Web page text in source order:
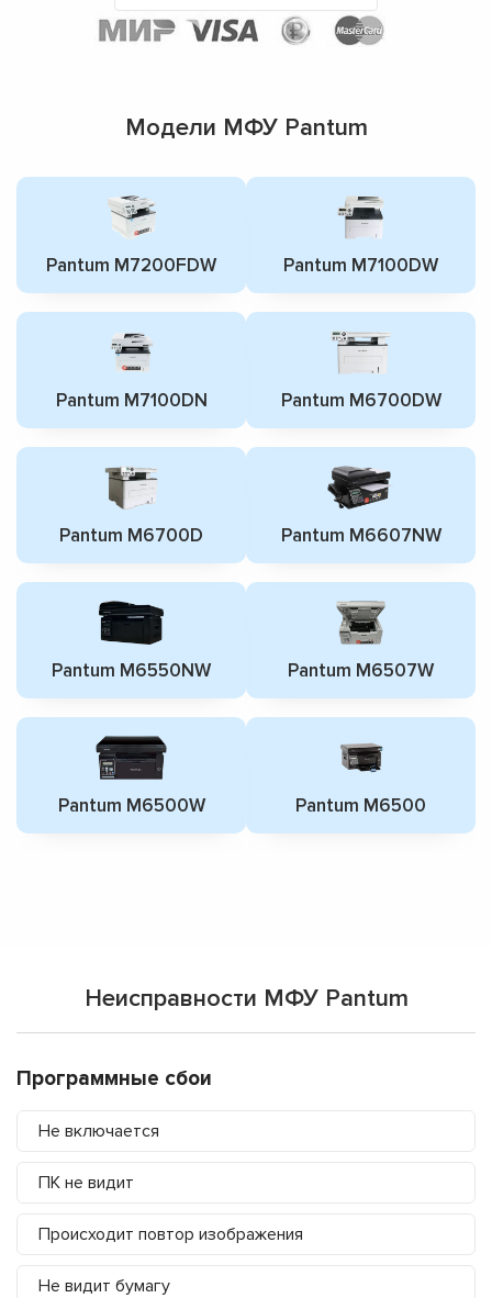
Модели МФУ Pantum
Pantum M7200FDW Pantum M7100DW
Pantum M7100DN Pantum M6700DW
Pantum M6700D Pantum M6607NW
Pantum M6550NW Pantum M6507W
Pantum M6500W Pantum M6500
Неисправности МФУ Pantum
Программные сбои
Не включается
ПК не видит
Происходит повтор изображения
Не видит бумагу